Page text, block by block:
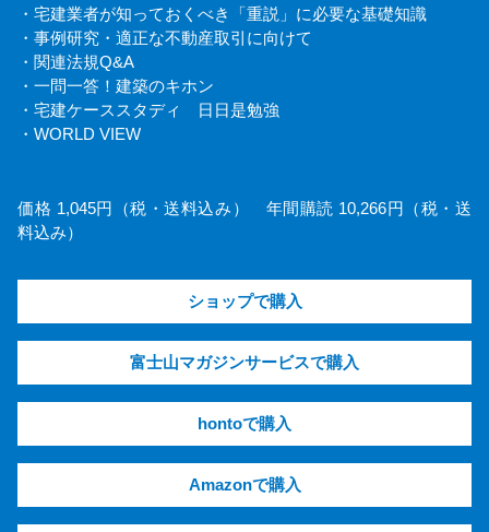
・宅建業者が知っておくべき「重説」に必要な基礎知識
・事例研究・適正な不動産取引に向けて
・関連法規Q&A
・一問一答！建築のキホン
・宅建ケーススタディ 日日是勉強
・WORLD VIEW
価格 1,045円（税・送料込み） 年間購読 10,266円（税・送
料込み）
ショップで購入
富士山マガジンサービスで購入
hontoで購入
Amazonで購入